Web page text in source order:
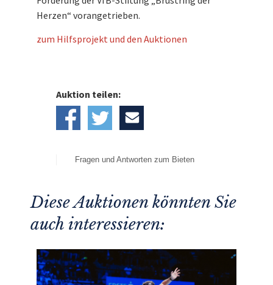
Herzen“ vorangetrieben.
zum Hilfsprojekt und den Auktionen
Auktion teilen:
Fragen und Antworten zum Bieten
Diese Auktionen könnten Sie
auch interessieren: